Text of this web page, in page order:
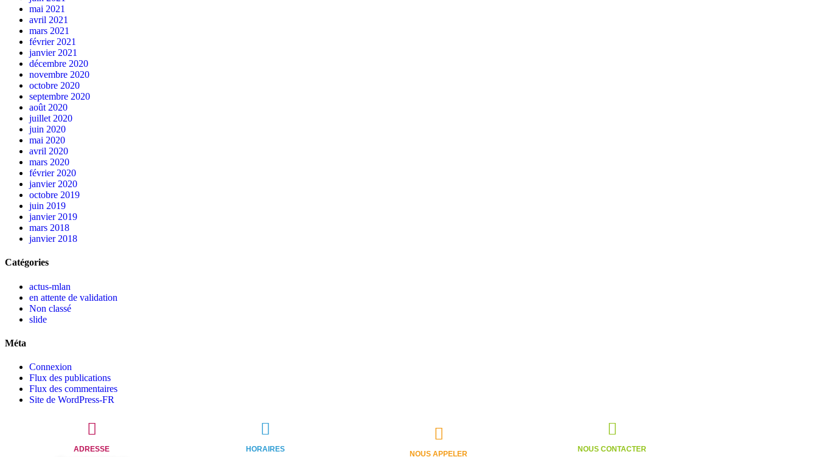
mai 2021
avril 2021
mars 2021
février 2021
janvier 2021
décembre 2020
novembre 2020
octobre 2020
septembre 2020
août 2020
juillet 2020
juin 2020
mai 2020
avril 2020
mars 2020
février 2020
janvier 2020
octobre 2019
juin 2019
janvier 2019
mars 2018
janvier 2018
Catégories
actus-mlan
en attente de validation
Non classé
slide
Méta
Connexion
Flux des publications
Flux des commentaires
Site de WordPress-FR
ADRESSE HORAIRES
NOUS APPELER
NOUS CONTACTER